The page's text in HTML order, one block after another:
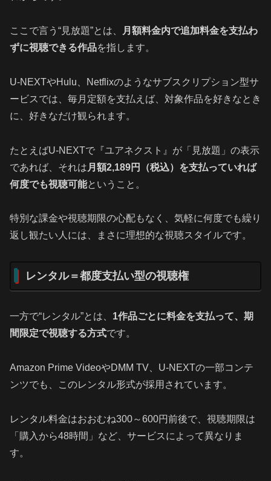
ここで言う“見放題”とは、
月額料金内で追加料金を支払わ
ずに視聴できる作品を指します。
U‑NEXTやHulu、Netflixのようなサブスクリプション型サ
ービスでは、毎月定額を支払えば、対象作品を好きなとき
に、好きなだけ観られます。
たとえばU‑NEXTで『ユアネクスト』が「見放題」の表示
であれば、それは 月額2,189円（税込）を支払っていれば
何度でも視聴可能ということ。
特別な課金や視聴期限の心配もなく、気軽に何度でも繰り
返し観たい人には、まさに理想的な視聴スタイルです。
レンタル＝都度支払い型の視聴権
一方で“レンタル”とは、 1作品ごとに料金を支払って、期
間限定で視聴する方式です。
Amazon Prime VideoやDMM TV、U‑NEXTの一部コンテ
ンツでも、このレンタル形式が採用されています。
レンタル料金はおおむね300～600円前後で、視聴期限は
「購入から48時間」など、サービスによって異なりま
す。